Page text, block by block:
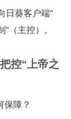
日葵客户端”
”（主控）。
控“上帝之
保障？